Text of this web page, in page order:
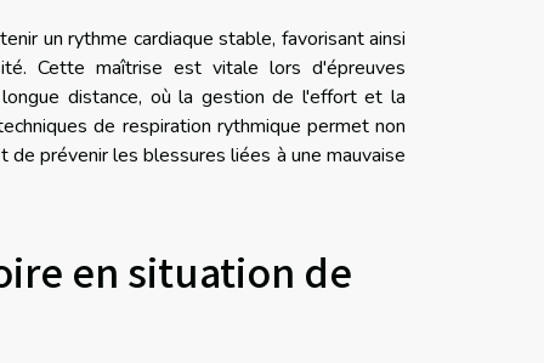
un rythme cardiaque stable, favorisant ainsi
Cette maîtrise est vitale lors d'épreuves
distance, où la gestion de l'effort et la
de respiration rythmique permet non
prévenir les blessures liées à une mauvaise
en situation de